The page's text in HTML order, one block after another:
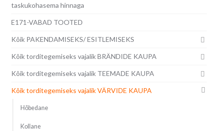
taskukohasema hinnaga
E171-VABAD TOOTED
Kõik PAKENDAMISEKS/ ESITLEMISEKS
Kõik torditegemiseks vajalik BRÄNDIDE KAUPA
Kõik torditegemiseks vajalik TEEMADE KAUPA
Kõik torditegemiseks vajalik VÄRVIDE KAUPA
Hõbedane
Kollane